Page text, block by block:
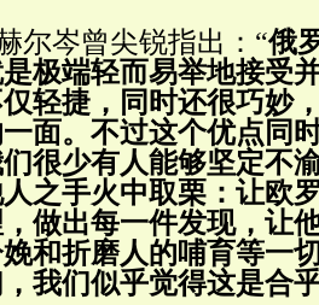
尔岑曾尖锐指出： “俄
极端轻而易举地接受
轻捷，同时还很巧妙
面。不过这个优点同
很少有人能够坚定不
之手火中取栗：让欧
做出每一件发现，让
娩和折磨人的哺育等
我们似乎觉得这是合